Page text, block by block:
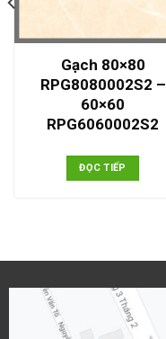
Gạch 80×80
RPG8080002S2 –
60×60
RPG6060002S2
ĐỌC TIẾP